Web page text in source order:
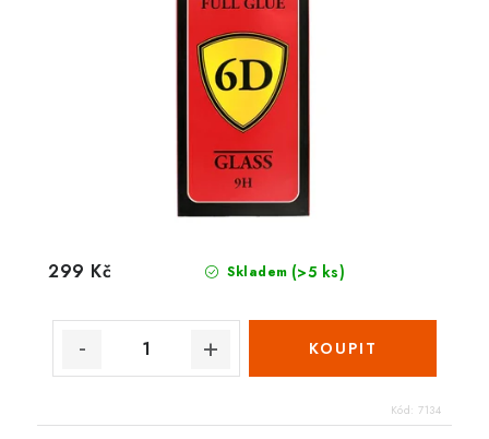
Skladem (>5 ks)
299 Kč
Kód: 7134